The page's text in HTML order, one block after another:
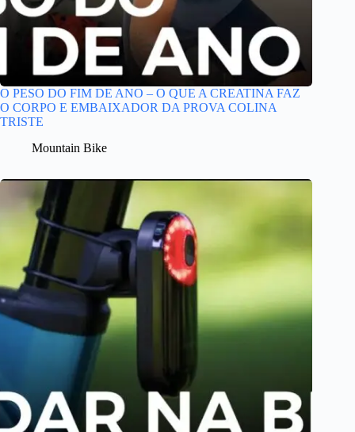
O PESO DO FIM DE ANO – O QUE A CREATINA FAZ
O CORPO E EMBAIXADOR DA PROVA COLINA
TRISTE
Mountain Bike